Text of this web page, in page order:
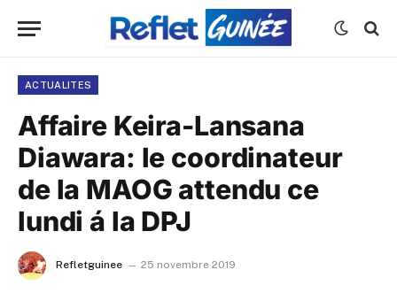
ACTUALITES
Affaire Keira-Lansana
Diawara: le coordinateur
de la MAOG attendu ce
lundi á la DPJ
Refletguinee 25 novembre 2019